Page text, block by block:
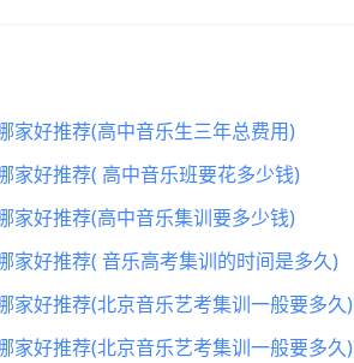
家好推荐(高中音乐生三年总费用)
家好推荐( 高中音乐班要花多少钱)
家好推荐(高中音乐集训要多少钱)
家好推荐( 音乐高考集训的时间是多久)
家好推荐(北京音乐艺考集训一般要多久)
家好推荐(北京音乐艺考集训一般要多久)